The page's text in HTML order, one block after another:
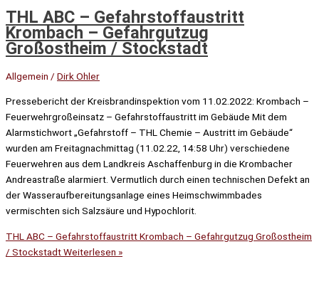
THL ABC – Gefahrstoffaustritt
Krombach – Gefahrgutzug
Großostheim / Stockstadt
Allgemein / Dirk Ohler
Pressebericht der Kreisbrandinspektion vom 11.02.2022: Krombach –
Feuerwehrgroßeinsatz – Gefahrstoffaustritt im Gebäude Mit dem
Alarmstichwort „Gefahrstoff – THL Chemie – Austritt im Gebäude“
wurden am Freitagnachmittag (11.02.22, 14:58 Uhr) verschiedene
Feuerwehren aus dem Landkreis Aschaffenburg in die Krombacher
Andreastraße alarmiert. Vermutlich durch einen technischen Defekt an
der Wasseraufbereitungsanlage eines Heimschwimmbades
vermischten sich Salzsäure und Hypochlorit.
THL ABC – Gefahrstoffaustritt Krombach – Gefahrgutzug Großostheim
/ StockstadtWeiterlesen »